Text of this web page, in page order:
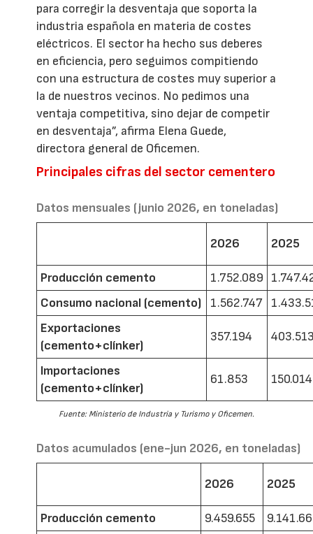
para corregir la desventaja que soporta la
industria española en materia de costes
eléctricos. El sector ha hecho sus deberes
en eficiencia, pero seguimos compitiendo
con una estructura de costes muy superior a
la de nuestros vecinos. No pedimos una
ventaja competitiva, sino dejar de competir
en desventaja”, afirma Elena Guede,
directora general de Oficemen.
Principales cifras del sector cementero
Datos mensuales (junio 2026, en toneladas)
2026 2025
Producción cemento 1.752.089
Consumo nacional (cemento)
1.562.747
Exportaciones
(cemento+clínker)
357.194
Importaciones
(cemento+clínker)
61.853 150.014
Fuente: Ministerio de Industria y Turismo y Oficemen.
Datos acumulados (ene-jun 2026, en toneladas)
2026 2025
Producción cemento 9.459.655